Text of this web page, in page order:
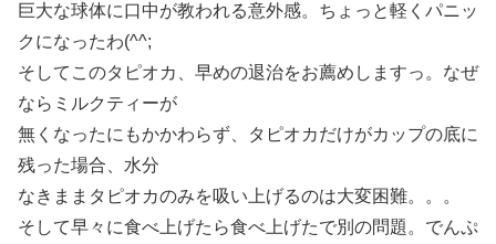
巨大な球体に口中が教われる意外感。ちょっと軽くパニッ
クになったわ(^^;
そしてこのタピオカ、早めの退治をお薦めしますっ。なぜ
ならミルクティーが
無くなったにもかかわらず、タピオカだけがカップの底に
残った場合、水分
なきままタピオカのみを吸い上げるのは大変困難。。。
そして早々に食べ上げたら食べ上げたで別の問題。でんぷ